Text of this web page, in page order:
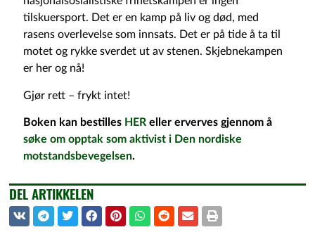
tilskuersport. Det er en kamp på liv og død, med
rasens overlevelse som innsats. Det er på tide å ta til
motet og rykke sverdet ut av stenen. Skjebnekampen
er her og nå!
Gjør rett – frykt intet!
Boken kan bestilles HER eller erverves gjennom å
søke om opptak som aktivist i Den nordiske
motstandsbevegelsen.
DEL ARTIKKELEN